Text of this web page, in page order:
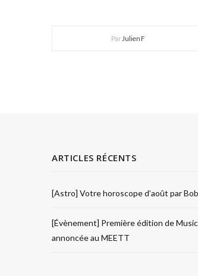
ParJulien F
ARTICLES RÉCENTS
[Astro] Votre horoscope d’août par
[Évènement] Première édition de
annoncée au MEETT